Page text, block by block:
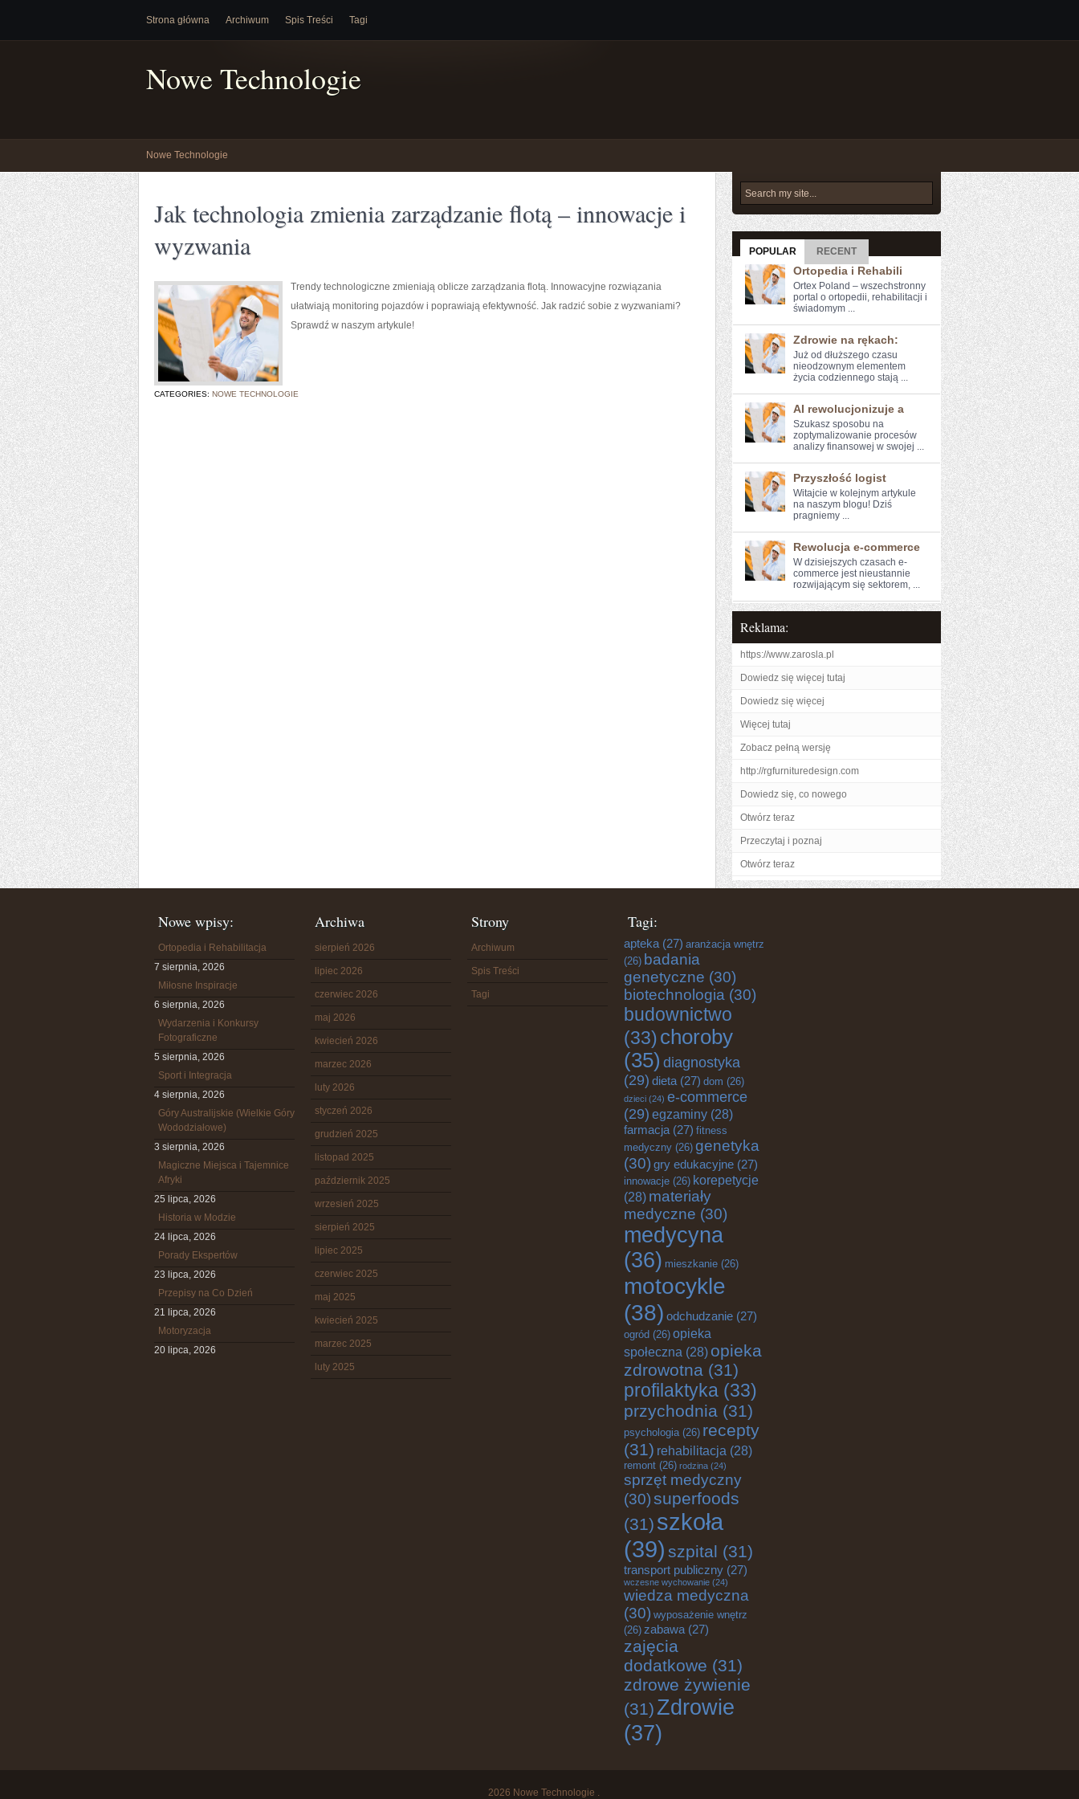
Strona główna Archiwum Spis Treści Tagi
Nowe Technologie
Nowe Technologie
Jak technologia zmienia zarządzanie flotą – innowacje i
wyzwania
Trendy technologiczne zmieniają oblicze zarządzania flotą. Innowacyjne rozwiązania
ułatwiają monitoring pojazdów i poprawiają efektywność. Jak radzić sobie z wyzwaniami?
Sprawdź w naszym artykule!
CATEGORIES: NOWE TECHNOLOGIE
POPULAR RECENT
Ortopedia i Rehabili
Ortex Poland – wszechstronny
portal o ortopedii, rehabilitacji i
świadomym ...
Zdrowie na rękach:
Już od dłuższego ⁣czasu
nieodzownym elementem
życia codziennego stają ...
AI rewolucjonizuje a
Szukasz sposobu na
zoptymalizowanie ⁤procesów
analizy finansowej w swojej ...
Przyszłość logist
Witajcie w kolejnym artykule⁣
na naszym blogu! Dziś
pragniemy⁤ ...
Rewolucja e-commerce
W dzisiejszych‌ czasach e-
commerce jest nieustannie
rozwijającym się ​sektorem, ...
Reklama:
https://www.zarosla.pl
Dowiedz się więcej tutaj
Dowiedz się więcej
Więcej tutaj
Zobacz pełną wersję
http://rgfurnituredesign.com
Dowiedz się, co nowego
Otwórz teraz
Przeczytaj i poznaj
Otwórz teraz
Nowe wpisy:
Ortopedia i Rehabilitacja
7 sierpnia, 2026
Miłosne Inspiracje
6 sierpnia, 2026
Wydarzenia i Konkursy
Fotograficzne
5 sierpnia, 2026
Sport i Integracja
4 sierpnia, 2026
Góry Australijskie (Wielkie Góry
Wododziałowe)
3 sierpnia, 2026
Magiczne Miejsca i Tajemnice
Afryki
25 lipca, 2026
Historia w Modzie
24 lipca, 2026
Porady Ekspertów
23 lipca, 2026
Przepisy na Co Dzień
21 lipca, 2026
Motoryzacja
20 lipca, 2026
Archiwa
sierpień 2026
lipiec 2026
czerwiec 2026
maj 2026
kwiecień 2026
marzec 2026
luty 2026
styczeń 2026
grudzień 2025
listopad 2025
październik 2025
wrzesień 2025
sierpień 2025
lipiec 2025
czerwiec 2025
maj 2025
kwiecień 2025
marzec 2025
luty 2025
Strony
Archiwum
Spis Treści
Tagi
Tagi:
apteka (27) aranżacja wnętrz
(26) badania
genetyczne (30)
biotechnologia (30)
budownictwo
(33)choroby
(35) diagnostyka
(29) dieta (27) dom (26)
dzieci (24) e-commerce
(29) egzaminy (28)
farmacja (27) fitness
medyczny (26) genetyka
(30) gry edukacyjne (27)
innowacje (26) korepetycje
(28) materiały
medyczne (30)
medycyna
(36) mieszkanie (26)
motocykle
(38) odchudzanie (27)
ogród (26) opieka
społeczna (28) opieka
zdrowotna (31)
profilaktyka (33)
przychodnia (31)
psychologia(26) recepty
(31) rehabilitacja (28)
remont (26) rodzina (24)
sprzęt medyczny
(30)superfoods
(31) szkoła
(39) szpital (31)
transport publiczny (27)
wczesne wychowanie (24)
wiedza medyczna
(30) wyposażenie wnętrz
(26) zabawa (27)
zajęcia
dodatkowe (31)
zdrowe żywienie
(31) Zdrowie
(37)
2026 Nowe Technologie .